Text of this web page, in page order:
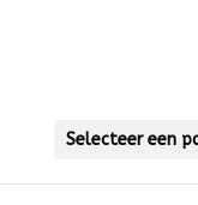
Selecteer een